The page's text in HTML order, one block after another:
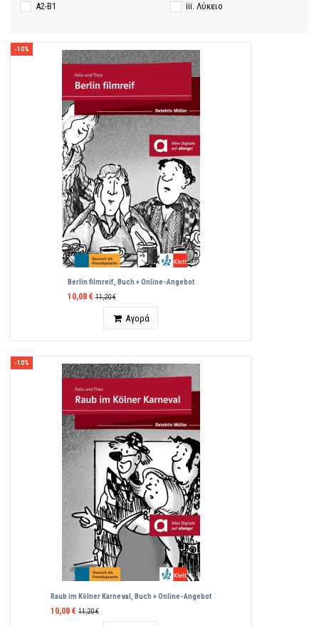
A2-B1
iii. Λύκειο
-10%
Berlin filmreif, Buch + Online-Angebot
10,08 € 11,20 €
Αγορά
-10%
Raub im Kölner Karneval, Buch + Online-Angebot
10,08 € 11,20 €